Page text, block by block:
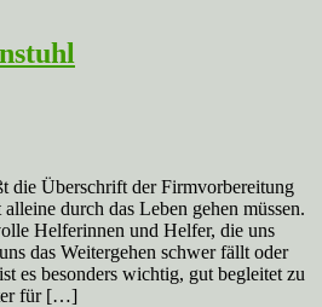
die Überschrift der Firmvorbereitung
durch das Leben gehen müssen.
Helferinnen und Helfer, die uns
das Weitergehen schwer fällt oder
es besonders wichtig, gut begleitet zu
für […]